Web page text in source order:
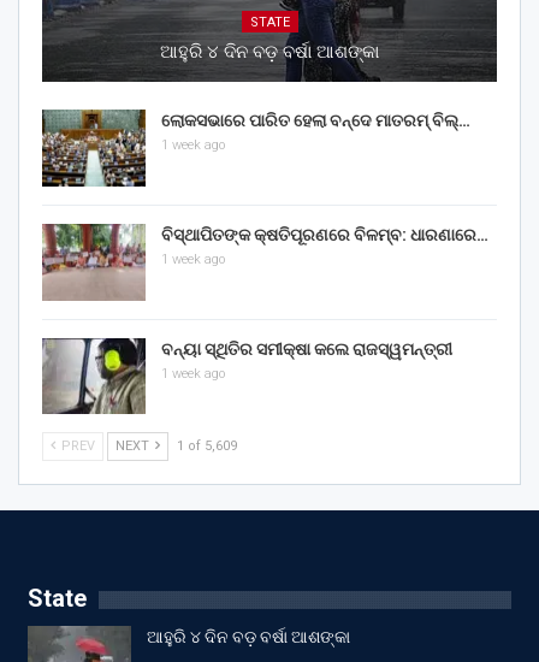
STATE
ଆହୁରି ୪ ଦିନ ବଡ଼ ବର୍ଷା ଆଶଙ୍କା
ଲୋକସଭାରେ ପାରିତ ହେଲା ବନ୍ଦେ ମାତରମ୍‌ ବିଲ୍‌…
1 week ago
ବିସ୍ଥାପିତଙ୍କ କ୍ଷତିପୂରଣରେ ବିଳମ୍ବ: ଧାରଣାରେ…
1 week ago
ବନ୍ୟା ସ୍ଥିତିର ସମୀକ୍ଷା କଲେ ରାଜସ୍ୱମନ୍ତ୍ରୀ
1 week ago
PREV NEXT 1 of 5,609
State
ଆହୁରି ୪ ଦିନ ବଡ଼ ବର୍ଷା ଆଶଙ୍କା